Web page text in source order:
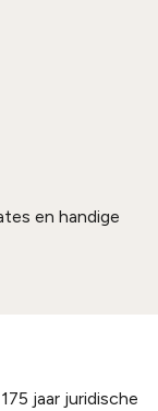
en handige
jaar juridische